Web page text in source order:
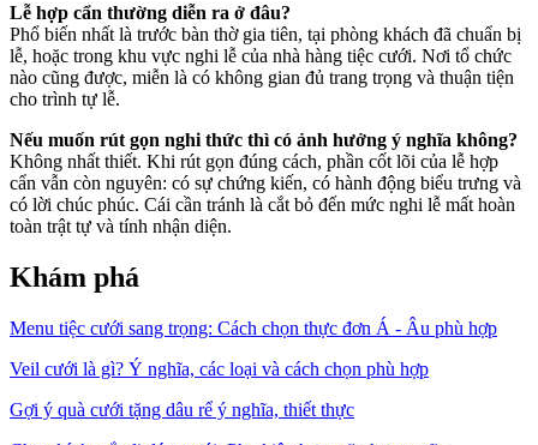
Lễ hợp cẩn thường diễn ra ở đâu?
Phổ biến nhất là trước bàn thờ gia tiên, tại phòng khách đã chuẩn bị
lễ, hoặc trong khu vực nghi lễ của nhà hàng tiệc cưới. Nơi tổ chức
nào cũng được, miễn là có không gian đủ trang trọng và thuận tiện
cho trình tự lễ.
Nếu muốn rút gọn nghi thức thì có ảnh hưởng ý nghĩa không?
Không nhất thiết. Khi rút gọn đúng cách, phần cốt lõi của lễ hợp
cẩn vẫn còn nguyên: có sự chứng kiến, có hành động biểu trưng và
có lời chúc phúc. Cái cần tránh là cắt bỏ đến mức nghi lễ mất hoàn
toàn trật tự và tính nhận diện.
Khám phá
Menu tiệc cưới sang trọng: Cách chọn thực đơn Á - Âu phù hợp
Veil cưới là gì? Ý nghĩa, các loại và cách chọn phù hợp
Gợi ý quà cưới tặng dâu rể ý nghĩa, thiết thực